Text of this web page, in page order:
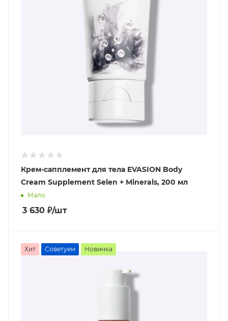
Крем-сапплемент для тела EVASION Body
Cream Supplement Selen + Minerals, 200 мл
Мало
3 630 ₽/шт
Хит Советуем Новинка